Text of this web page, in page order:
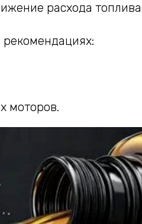
расхода
рекомендациях:
моторов.